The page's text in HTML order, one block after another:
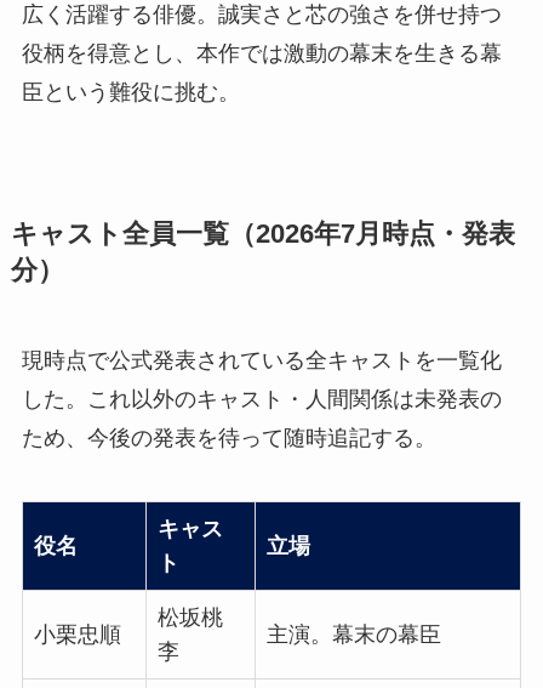
広く活躍する俳優。誠実さと芯の強さを併せ持つ
役柄を得意とし、本作では激動の幕末を生きる幕
臣という難役に挑む。
キャスト全員一覧（2026年7月時点・発表
分）
現時点で公式発表されている全キャストを一覧化
した。これ以外のキャスト・人間関係は未発表の
ため、今後の発表を待って随時追記する。
役名
キャス
ト
立場
小栗忠順
松坂桃
李
主演。幕末の幕臣